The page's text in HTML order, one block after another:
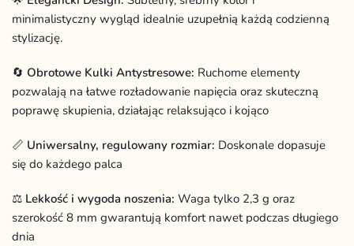
minimalistyczny wygląd idealnie uzupełnią każdą codzienną
stylizację.
🔄 Obrotowe Kulki Antystresowe: Ruchome elementy
pozwalają na łatwe rozładowanie napięcia oraz skuteczną
poprawę skupienia, działając relaksująco i kojąco
📏 Uniwersalny, regulowany rozmiar: Doskonale dopasuje
się do każdego palca
⚖️ Lekkość i wygoda noszenia: Waga tylko 2,3 g oraz
szerokość 8 mm gwarantują komfort nawet podczas długiego
dnia